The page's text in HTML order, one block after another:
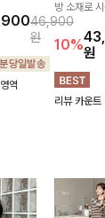
기 좋은
- 심플
래식한
테일을
터 오피
46,900
원
역
방 소재로
쾌적하게 즐
와이드 슬랙
핀턱 디테
운 와이드 핏
져 길고 멋스
루엣을 완성
10%원
리뷰 카운트